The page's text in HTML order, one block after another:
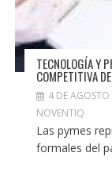
TECNOLOGÍA Y
COMPETITIVA
4 DE
NOVENTIQ
Las pymes
formales del